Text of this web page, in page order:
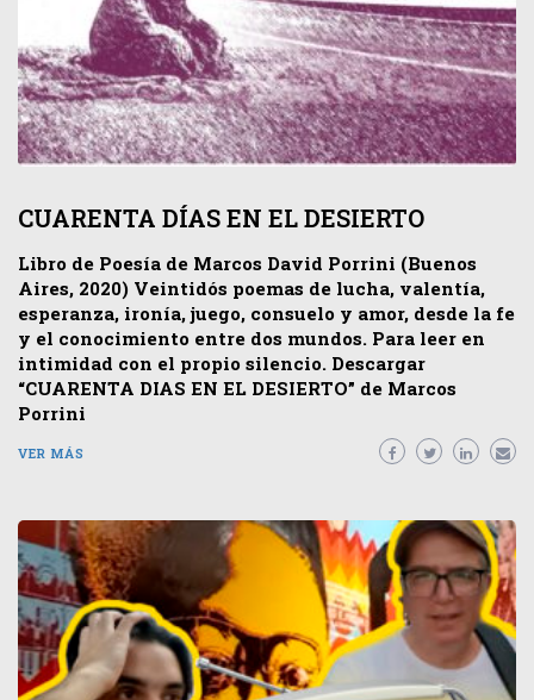
CUARENTA DÍAS EN EL DESIERTO
Libro de Poesía de Marcos David Porrini (Buenos
Aires, 2020) Veintidós poemas de lucha, valentía,
esperanza, ironía, juego, consuelo y amor, desde la fe
y el conocimiento entre dos mundos. Para leer en
intimidad con el propio silencio. Descargar
“CUARENTA DIAS EN EL DESIERTO” de Marcos
Porrini
VER MÁS